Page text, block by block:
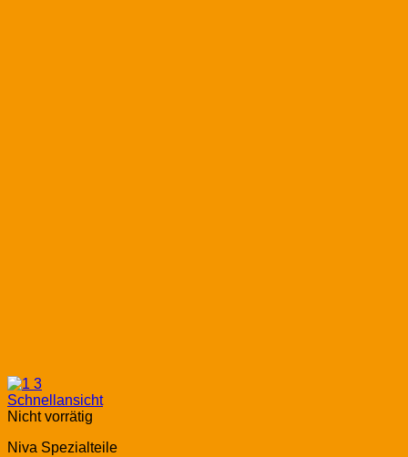
Schnellansicht
Nicht vorrätig
Niva Spezialteile